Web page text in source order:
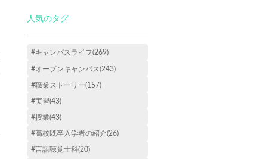
人気のタグ
#キャンパスライフ(269)
#オープンキャンパス(243)
#職業ストーリー(157)
#実習(43)
#授業(43)
#高校既卒入学者の紹介(26)
#言語聴覚士科(20)